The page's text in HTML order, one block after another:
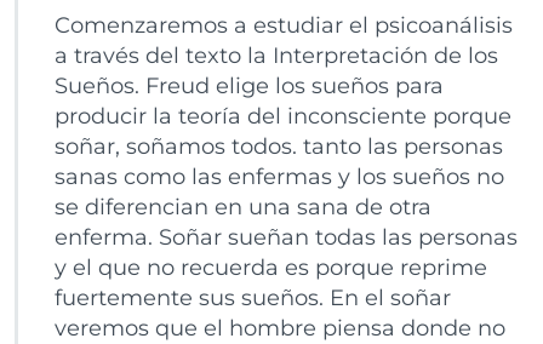
Comenzaremos a estudiar el psicoanálisis
a través del texto la Interpretación de los
Sueños. Freud elige los sueños para
producir la teoría del inconsciente porque
soñar, soñamos todos. tanto las personas
sanas como las enfermas y los sueños no
se diferencian en una sana de otra
enferma. Soñar sueñan todas las personas
y el que no recuerda es porque reprime
fuertemente sus sueños. En el soñar
veremos que el hombre piensa donde no